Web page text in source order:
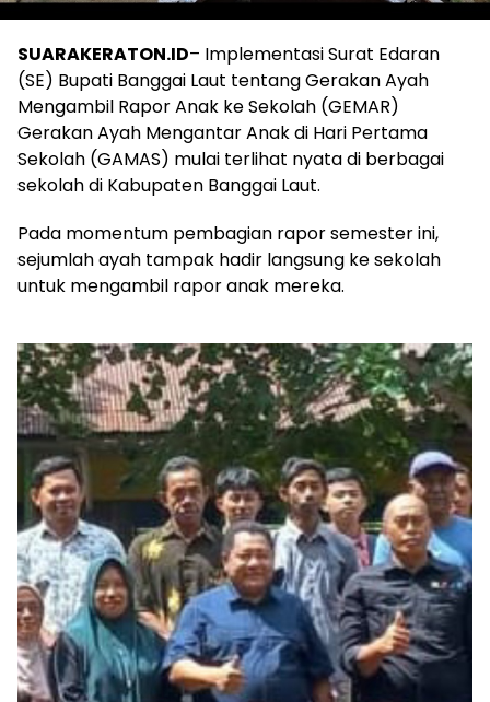
SUARAKERATON.ID– Implementasi Surat Edaran
(SE) Bupati Banggai Laut tentang Gerakan Ayah
Mengambil Rapor Anak ke Sekolah (GEMAR)
Gerakan Ayah Mengantar Anak di Hari Pertama
Sekolah (GAMAS) mulai terlihat nyata di berbagai
sekolah di Kabupaten Banggai Laut.
Pada momentum pembagian rapor semester ini,
sejumlah ayah tampak hadir langsung ke sekolah
untuk mengambil rapor anak mereka.